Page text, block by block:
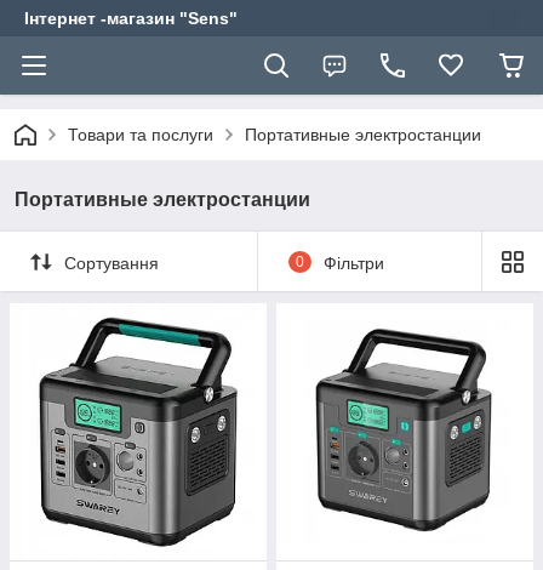
Інтернет -магазин "Sens"
Товари та послуги Портативные электростанции
Портативные электростанции
Сортування 0 Фільтри